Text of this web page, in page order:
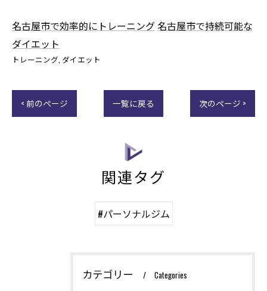
名古屋市で効率的にトレーニング 名古屋市で持続可能な
ダイエット
トレーニング ダイエット
< 前のページ 一覧に戻る 次のページ >
関連タグ
#パーソナルジム
カテゴリー Categories